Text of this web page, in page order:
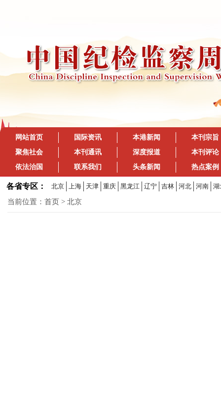
网站首页 国际资讯 本港新闻
本刊宗旨
聚焦社会
本刊通讯 深度报道
本刊评论
依法治国
联系我们 头条新闻 热点案例
各省专区： 北京 上海 天津 重庆 黑龙江 辽宁 吉林 河北 河南 湖
当前位置： 首页 > 北京